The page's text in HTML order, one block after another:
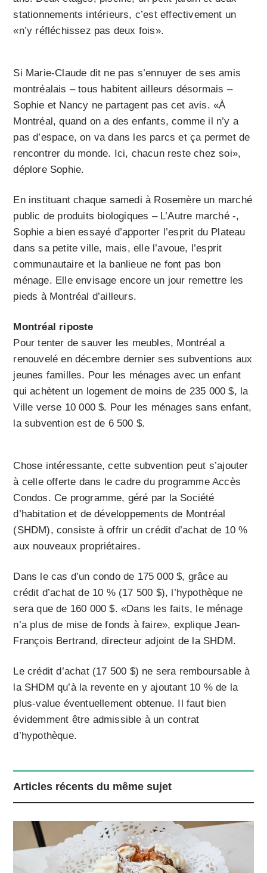
stationnements intérieurs, c’est effectivement un
«n’y réfléchissez pas deux fois».
Si Marie-Claude dit ne pas s’ennuyer de ses amis
montréalais – tous habitent ailleurs désormais –
Sophie et Nancy ne partagent pas cet avis. «À
Montréal, quand on a des enfants, comme il n’y a
pas d’espace, on va dans les parcs et ça permet de
rencontrer du monde. Ici, chacun reste chez soi»,
déplore Sophie.
En instituant chaque samedi à Rosemère un marché
public de produits biologiques – L’Autre marché -,
Sophie a bien essayé d’apporter l’esprit du Plateau
dans sa petite ville, mais, elle l’avoue, l’esprit
communautaire et la banlieue ne font pas bon
ménage. Elle envisage encore un jour remettre les
pieds à Montréal d’ailleurs.
Montréal riposte
Pour tenter de sauver les meubles, Montréal a
renouvelé en décembre dernier ses subventions aux
jeunes familles. Pour les ménages avec un enfant
qui achètent un logement de moins de 235 000 $, la
Ville verse 10 000 $. Pour les ménages sans enfant,
la subvention est de 6 500 $.
Chose intéressante, cette subvention peut s’ajouter
à celle offerte dans le cadre du programme Accès
Condos. Ce programme, géré par la Société
d’habitation et de développements de Montréal
(SHDM), consiste à offrir un crédit d’achat de 10 %
aux nouveaux propriétaires.
Dans le cas d’un condo de 175 000 $, grâce au
crédit d’achat de 10 % (17 500 $), l’hypothèque ne
sera que de 160 000 $. «Dans les faits, le ménage
n’a plus de mise de fonds à faire», explique Jean-
François Bertrand, directeur adjoint de la SHDM.
Le crédit d’achat (17 500 $) ne sera remboursable à
la SHDM qu’à la revente en y ajoutant 10 % de la
plus-value éventuellement obtenue. Il faut bien
évidemment être admissible à un contrat
d’hypothèque.
Articles récents du même sujet